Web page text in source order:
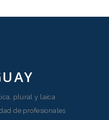
plural y laica
de profesionales